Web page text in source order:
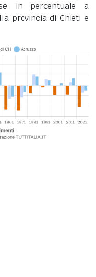
in percentuale a
provincia di Chieti e